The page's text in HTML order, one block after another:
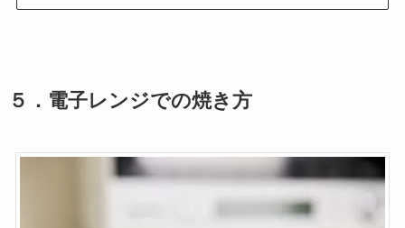
５．電子レンジでの焼き方